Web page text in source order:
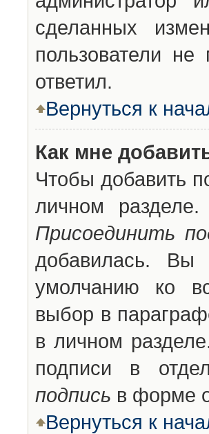
сделанных
пользователи
ответил.
Вернуться к
Как мне
Чтобы добавить
личном
Присоединить
добавилась. Вы
умолчанию ко
выбор в
в личном
подписи в
подпись в форме
Вернуться к